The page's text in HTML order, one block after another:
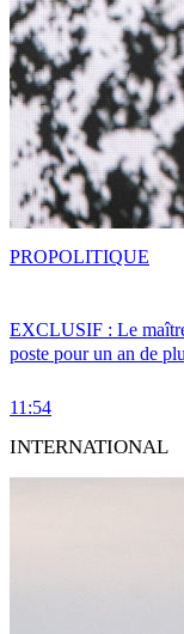
EXCLUSIF : Le
poste pour un an de
11:54
PROPOLITIQUE
INTERNATIONAL